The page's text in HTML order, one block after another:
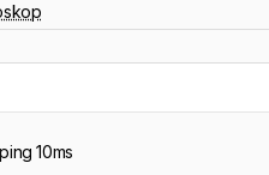
, ping 10ms